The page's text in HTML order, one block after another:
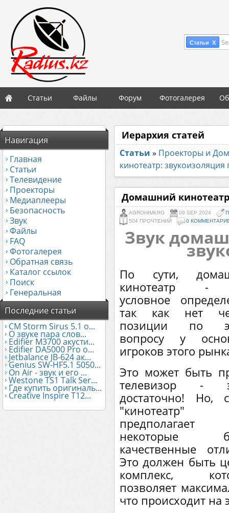
Статьи X
Статьи Файлы Форум Фотогалерея
Навигация
Главная
Статьи
Телевидение
Проекторы
Медиаплееры
Безопасность
Звук
Файлы
FAQ
Фотогалерея
Обратная связь
Каталог ссылок
Поиск
Генеральная
Последние статьи
CM Storm Sirus 5.1 о...
О звуке пара слов...
Edifier М3700 акусти...
Edifier DA5000 Pro о...
Jetbalance JB-624 ак...
Genius SW-HF5.1 5050...
On Air - звук и его ...
Westone TS1 Talk Ser...
Где купить оригиналь...
Creative Inspire T12...
Иерархия статей
Статьи » Проекторы и
кинотеатр:
Домашний
AGROHIMKRG 09 SEP 2024
504 ПРОЧТЕНИЙ
0
Звук
По сути,
кинотеатр -
условное
так как нет
позиции по
вопросу у
игроков этого
Это может быть
телевизор -
достаточно! Но,
"кинотеатр"
предполагает
некоторые
качественные
Это должен быть
комплекс,
позволяет
что происходит на